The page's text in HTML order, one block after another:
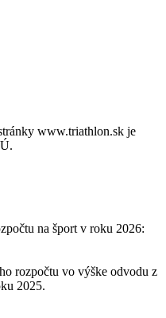
www.triathlon.sk je
na šport v roku 2026:
rozpočtu vo výške odvodu z
2025.